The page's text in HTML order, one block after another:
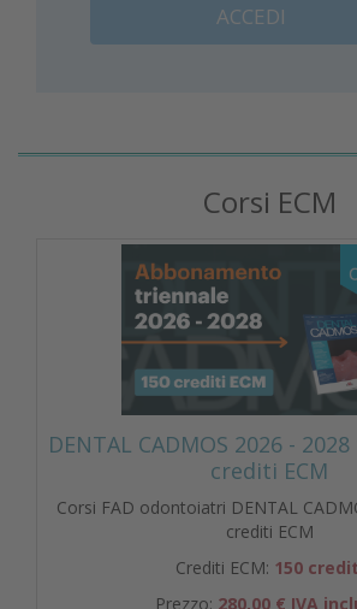
ACCEDI
Corsi ECM
DENTAL CADMOS 2026 -
crediti ECM
Corsi FAD odontoiatri DENTAL
crediti ECM
Crediti ECM: 150
Prezzo: 280,00 € IVA